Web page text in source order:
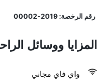
رقم الرخصة: 2019-00002
المزايا ووسائل
واي فاي مجاني